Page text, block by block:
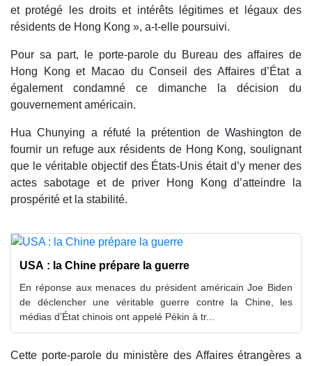
et protégé les droits et intérêts légitimes et légaux des
résidents de Hong Kong », a-t-elle poursuivi.
Pour sa part, le porte-parole du Bureau des affaires de
Hong Kong et Macao du Conseil des Affaires d’État a
également condamné ce dimanche la décision du
gouvernement américain.
Hua Chunying a réfuté la prétention de Washington de
fournir un refuge aux résidents de Hong Kong, soulignant
que le véritable objectif des États-Unis était d’y mener des
actes sabotage et de priver Hong Kong d’atteindre la
prospérité et la stabilité.
USA : la Chine prépare la guerre
En réponse aux menaces du président américain Joe Biden
de déclencher une véritable guerre contre la Chine, les
médias d’État chinois ont appelé Pékin à tr...
Cette porte-parole du ministère des Affaires étrangères a